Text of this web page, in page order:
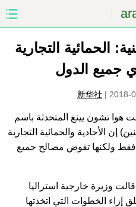
الصين
الشرق الأوسط
العلوم والصحة
مؤتمر صحفى للخارجية
الحمائية التجارية
جميع الدول
新华社 | 2018-
(شينخوا) قالت هوا تشون يينغ المتحدثة باسم
إن الأحادية والحمائية التجارية
فقط ولكنها تقوض مصالح جميع
وزيرة خارجية استراليا
إزاء الخطوات التي اتخذتها